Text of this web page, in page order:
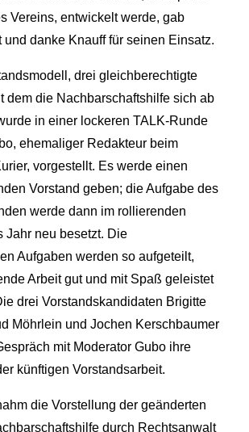
Vereins, entwickelt werde, gab
und danke Knauff für seinen Einsatz.
drei gleichberechtigte
dem die Nachbarschaftshilfe sich ab
in einer lockeren TALK-Runde
ehemaliger Redakteur beim
vorgestellt. Es werde einen
Vorstand geben; die Aufgabe des
werde dann im rollierenden
Jahr neu besetzt. Die
Aufgaben werden so aufgeteilt,
Arbeit gut und mit Spaß geleistet
drei Vorstandskandidaten Brigitte
Möhrlein und Jochen Kerschbaumer
mit Moderator Gubo ihre
künftigen Vorstandsarbeit.
die Vorstellung der geänderten
durch Rechtsanwalt